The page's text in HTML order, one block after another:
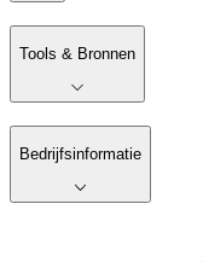
Tools & Bronnen
Bedrijfsinformatie